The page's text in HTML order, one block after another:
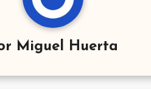
Miguel Huerta